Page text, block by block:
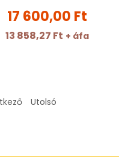
17 600,00 Ft
13 858,27 Ft + áfa
Utolsó